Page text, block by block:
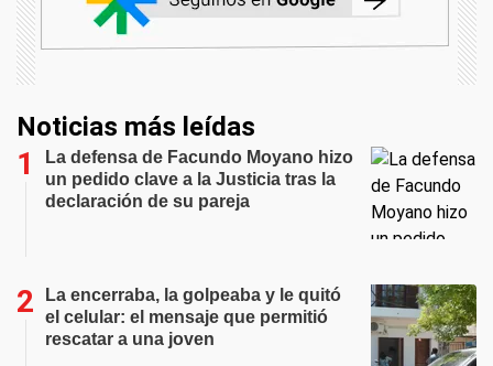
Noticias más leídas
La defensa de Facundo Moyano hizo
un pedido clave a la Justicia tras la
declaración de su pareja
La encerraba, la golpeaba y le quitó
el celular: el mensaje que permitió
rescatar a una joven